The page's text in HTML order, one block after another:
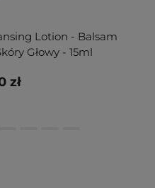
Lotion - Balsam
Głowy - 15ml
zł